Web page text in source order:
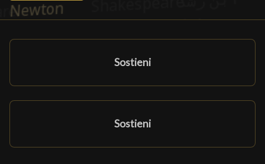
Sostieni
Sostieni